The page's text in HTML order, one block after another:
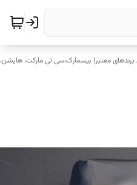
برندهای معتبر| بیسمارک،سی تی مارکت،